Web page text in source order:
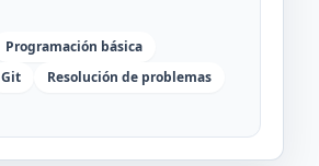
Programación básica
Git
Resolución de problemas